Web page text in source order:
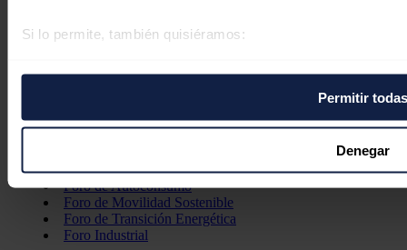
Si lo permite, también quisiéramos:
Identificar su dispositivo analizándolo activamente
digitales)
Obtenga más información sobre cómo se procesan sus
lasección de datos. Puede cambiar o retirar su
de cookies.
Las cookies de este sitio web se usan para personalizar el
Permitir todas
Denegar
LATAM
Digitalización
La Noche de la Energía
Foro de Almacenamiento
Foro de Autoconsumo
Foro de Movilidad Sostenible
Foro de Transición Energética
Foro Industrial